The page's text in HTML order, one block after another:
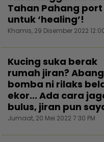
Tahan Pahang
untuk ‘healing’!
Khamis, 29 Disember 2022
Kucing suka berak
rumah jiran? Abang
bomba ni rilaks
ekor... Ada cara
bulus, jiran pun
Jumaat, 20 Mei 2022 7:30 PM